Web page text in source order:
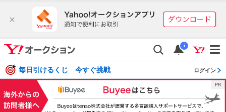
i
毎日引けるくじ 今すぐ挑戦 ログイン